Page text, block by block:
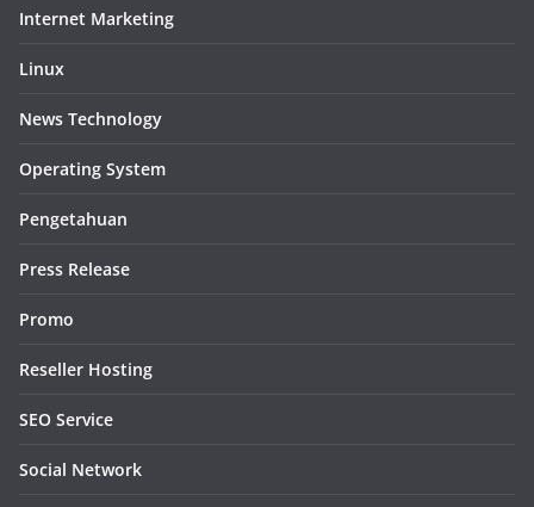
Internet Marketing
Linux
News Technology
Operating System
Pengetahuan
Press Release
Promo
Reseller Hosting
SEO Service
Social Network